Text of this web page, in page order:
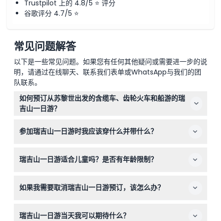
Trustpilot 上的 4.8/5 ⭐ 评分
谷歌评分 4.7/5 ⭐
常见问题解答
以下是一些常见问题。如果您有任何其他疑问或需要进一步的说
明，请通过在线聊天、联系我们表单或WhatsApp与我们的团
队联系。
如何预订从苏黎世出发的含缆车、齿轮火车和船游的瑞
吉山一日游？
您偏好的日期，并在预订过程中查看可用性。
参加瑞吉山一日游时我应该穿什么并带什么？
山地并享受户外徒步。
瑞吉山一日游适合儿童吗？是否有年龄限制？
览适合家庭，但预订时请考虑行程长度和徒步量，以便为较
如果我需要取消瑞吉山一日游预订，该怎么办？
款。退款可能会扣除银行转账手续费。
瑞吉山一日游当天我可以期待什么？